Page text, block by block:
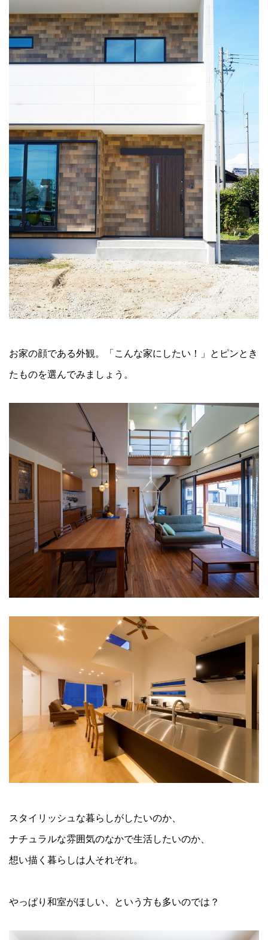
お家の顔である外観。「こんな家にしたい！」とピンとき
たものを選んでみましょう。
スタイリッシュな暮らしがしたいのか、
ナチュラルな雰囲気のなかで生活したいのか、
想い描く暮らしは人それぞれ。
やっぱり和室がほしい、という方も多いのでは？